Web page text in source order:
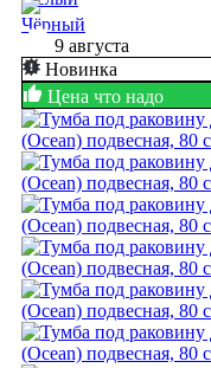
9 августа
Новинка
Цена что надо